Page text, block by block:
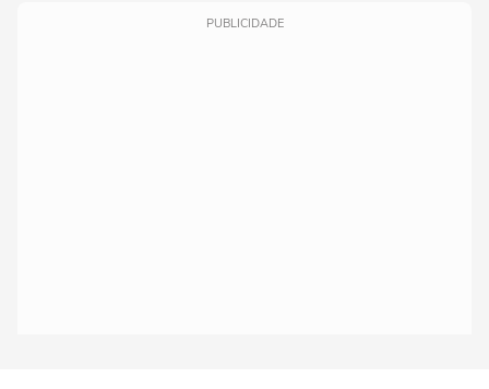
PUBLICIDADE